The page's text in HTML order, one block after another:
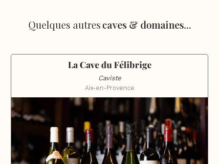
Quelques autrescaves & domaines...
La Cave du Félibrige
Caviste
Aix-en-Provence